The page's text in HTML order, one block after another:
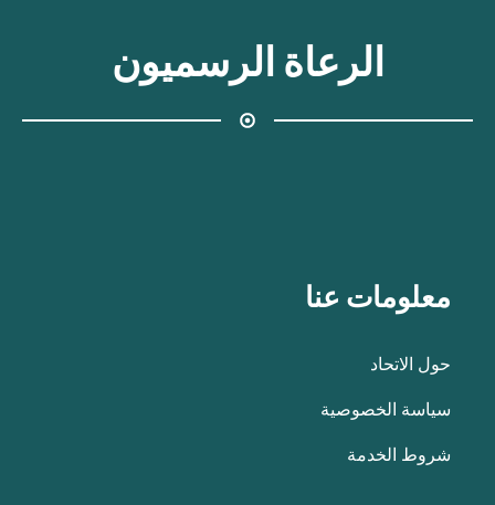
الرعاة الرسميون
معلومات عنا
حول الاتحاد
سياسة الخصوصية
شروط الخدمة